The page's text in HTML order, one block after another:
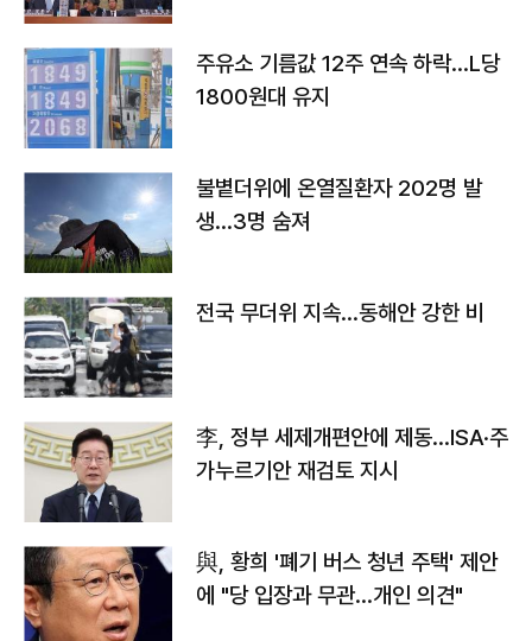
주유소 기름값 12주 연속 하락…L당
1800원대 유지
불볕더위에 온열질환자 202명 발
생…3명 숨져
전국 무더위 지속…동해안 강한 비
李, 정부 세제개편안에 제동…ISA·주
가누르기안 재검토 지시
與, 황희 '폐기 버스 청년 주택' 제안
에 "당 입장과 무관…개인 의견"